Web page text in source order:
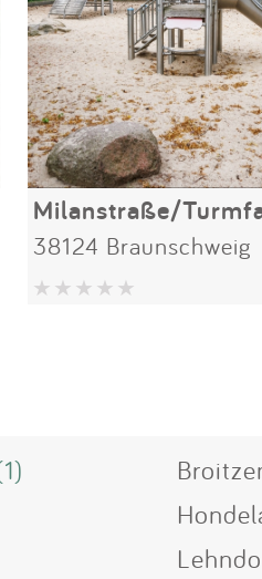
Milanstraße/
38124 Braunschweig